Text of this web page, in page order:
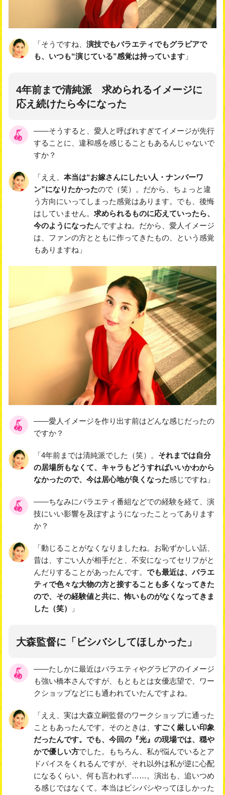
「そうですね、 演技でもバラエティでもグラビアで
も、いつも“演じている”感覚は持っています 」
4年前まで清純派 求められるイメージに
応え続けたら今になった
――そうすると、愛人と呼ばれすぎてイメージが先行
することに、違和感を感じることもあるんじゃないで
すか？
「ええ、 本当は“お嫁さんにしたい人・ナンバーワ
ン”になりたかったので（笑）。だから、ちょっと違
う方向にいってしまった感覚はあります。でも、後悔
はしていません。 求められるものに応えていったら、
今のようになったんですよね。だから、愛人イメージ
は、ファンの方とともに作ってきたもの、という感覚
もありますね」
――愛人イメージを作り出す前はどんな感じだったの
ですか？
「4年前までは清純派でした（笑）。 それまでは自分
の居場所もなくて、キャラもどうすればいいかわから
なかったので、今は居心地が良くなった感じですね」
――ちなみにバラエティ番組などでの経験を経て、演
技にいい影響を及ぼすようになったことってあります
か？
「動じることがなくなりましたね。お恥ずかしい話、
昔は、すごい人が相手だと、不安になってセリフがと
んだりすることがあったんです。 でも最近は、バラエ
ティで色々な大物の方と接することも多くなってきた
ので、その経験値と共に、怖いものがなくなってきま
した（笑）
」
大森監督に「ビシバシしてほしかった」
――たしかに最近はバラエティやグラビアのイメージ
も強い橋本さんですが、もともとは女優志望で、ワー
クショップなどにも通われていたんですよね。
「ええ、実は大森立嗣監督のワークショップに通った
こともあったんです。そのときは、 すごく厳しい印象
だったんです。でも、今回の『光』の現場では、穏や
かで優しい方でした。もちろん、私が悩んでいるとア
ドバイスをくれるんですが、それ以外は私が逆に心配
になるくらい、何も言われず……。演出も、追いつめ
る感じではなくて。本当はビシバシやってほしかった